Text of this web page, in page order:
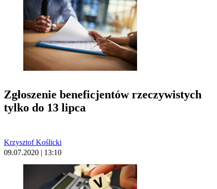
Zgłoszenie beneficjentów rzeczywistych
tylko do 13 lipca
Krzysztof Koślicki
09.07.2020 | 13:10